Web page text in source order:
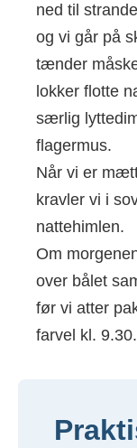
ned til
og vi går på
tænder
lokker flotte
særlig
flagermus.
Når vi er
kravler vi i
nattehimlen.
Om
over bålet
før vi atter
farvel kl. 9.30.